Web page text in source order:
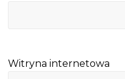
Witryna internetowa